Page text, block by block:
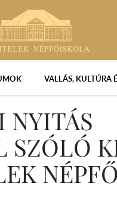
VALLÁS, KULTÚRA
NYITÁS
SZÓLÓ